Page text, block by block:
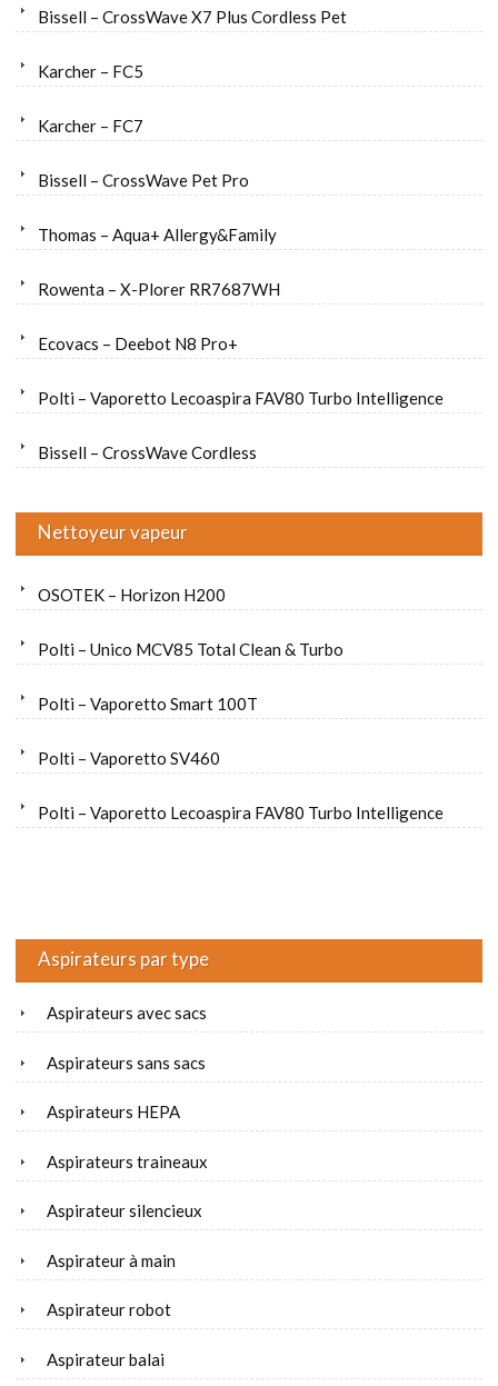
Bissell – CrossWave X7 Plus Cordless Pet
Karcher – FC5
Karcher – FC7
Bissell – CrossWave Pet Pro
Thomas – Aqua+ Allergy&Family
Rowenta – X-Plorer RR7687WH
Ecovacs – Deebot N8 Pro+
Polti – Vaporetto Lecoaspira FAV80 Turbo Intelligence
Bissell – CrossWave Cordless
Nettoyeur vapeur
OSOTEK – Horizon H200
Polti – Unico MCV85 Total Clean & Turbo
Polti – Vaporetto Smart 100T
Polti – Vaporetto SV460
Polti – Vaporetto Lecoaspira FAV80 Turbo Intelligence
Aspirateurs par type
Aspirateurs avec sacs
Aspirateurs sans sacs
Aspirateurs HEPA
Aspirateurs traineaux
Aspirateur silencieux
Aspirateur à main
Aspirateur robot
Aspirateur balai